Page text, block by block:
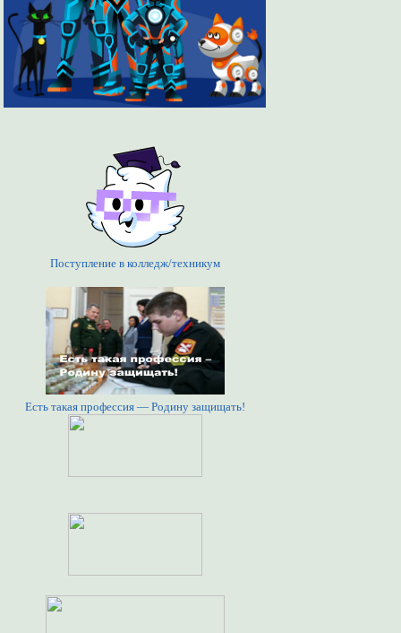
Поступление в колледж/техникум
Есть такая профессия — Родину защищать!